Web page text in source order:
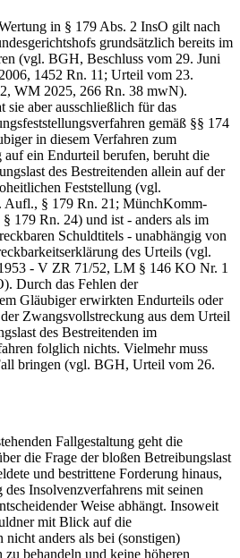
in § 179 Abs. 2 InsO gilt nach
grundsätzlich bereits im
(vgl. BGH, Beschluss vom 29. Juni
1452 Rn. 11; Urteil vom 23.
WM 2025, 266 Rn. 38 mwN).
sie aber ausschließlich für das
gemäß §§ 174
in diesem Verfahren zum
ein Endurteil berufen, beruht die
des Bestreitenden allein auf der
Feststellung (vgl.
Aufl., § 179 Rn. 21; MünchKomm-
179 Rn. 24) und ist - anders als im
Schuldtitels - unabhängig von
des Urteils (vgl.
- V ZR 71/52, LM § 146 KO Nr. 1
Durch das Fehlen der
Gläubiger erwirkten Endurteils oder
Zwangsvollstreckung aus dem Urteil
des Bestreitenden im
folglich nichts. Vielmehr muss
bringen (vgl. BGH, Urteil vom 26.
Fallgestaltung geht die
die Frage der bloßen Betreibungslast
und bestrittene Forderung hinaus,
Insolvenzverfahrens mit seinen
Weise abhängt. Insoweit
mit Blick auf die
anders als bei (sonstigen)
behandeln und keine höheren